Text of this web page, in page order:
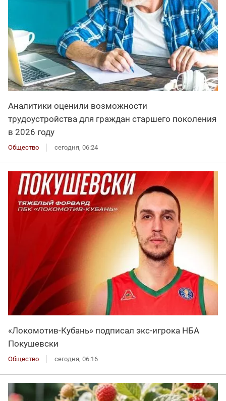
Аналитики оценили возможности
трудоустройства для граждан старшего поколения
в 2026 году
Общество сегодня, 06:24
«Локомотив-Кубань» подписал экс-игрока НБА
Покушевски
Общество сегодня, 06:16